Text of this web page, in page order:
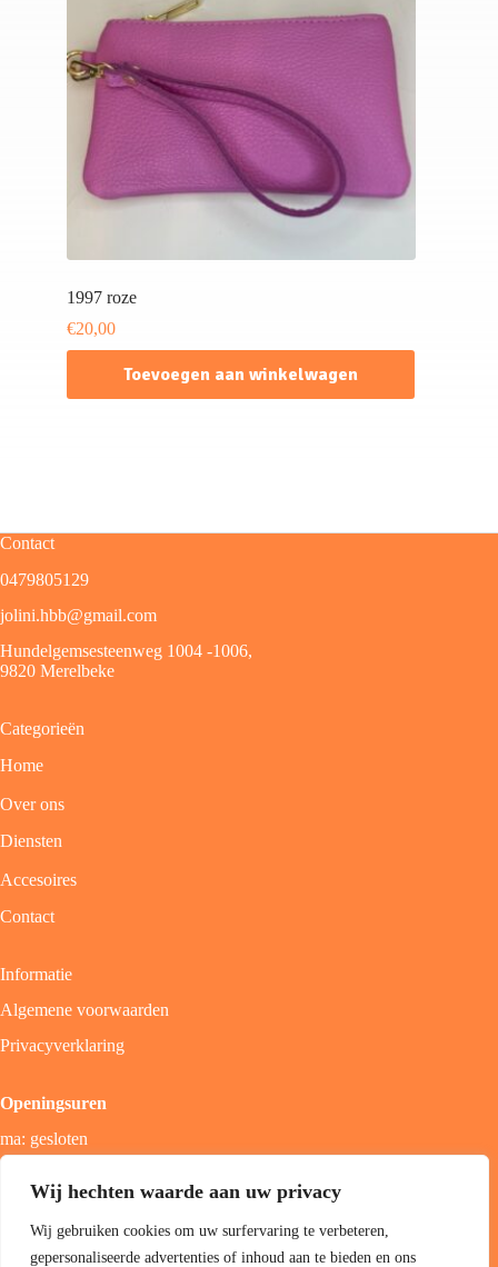
Wij hechten waarde aan uw privacy
Wij gebruiken cookies om uw surfervaring te verbeteren,
gepersonaliseerde advertenties of inhoud aan te bieden en ons
1997 roze
€20,00
Toevoegen aan winkelwagen
Contact
0479805129
jolini.hbb@gmail.com
Hundelgemsesteenweg 1004 -1006,
9820 Merelbeke
Categorieën
Home
Over ons
Diensten
Accesoires
Contact
Informatie
Algemene voorwaarden
Privacyverklaring
Openingsuren
ma: gesloten
zon; gesloten